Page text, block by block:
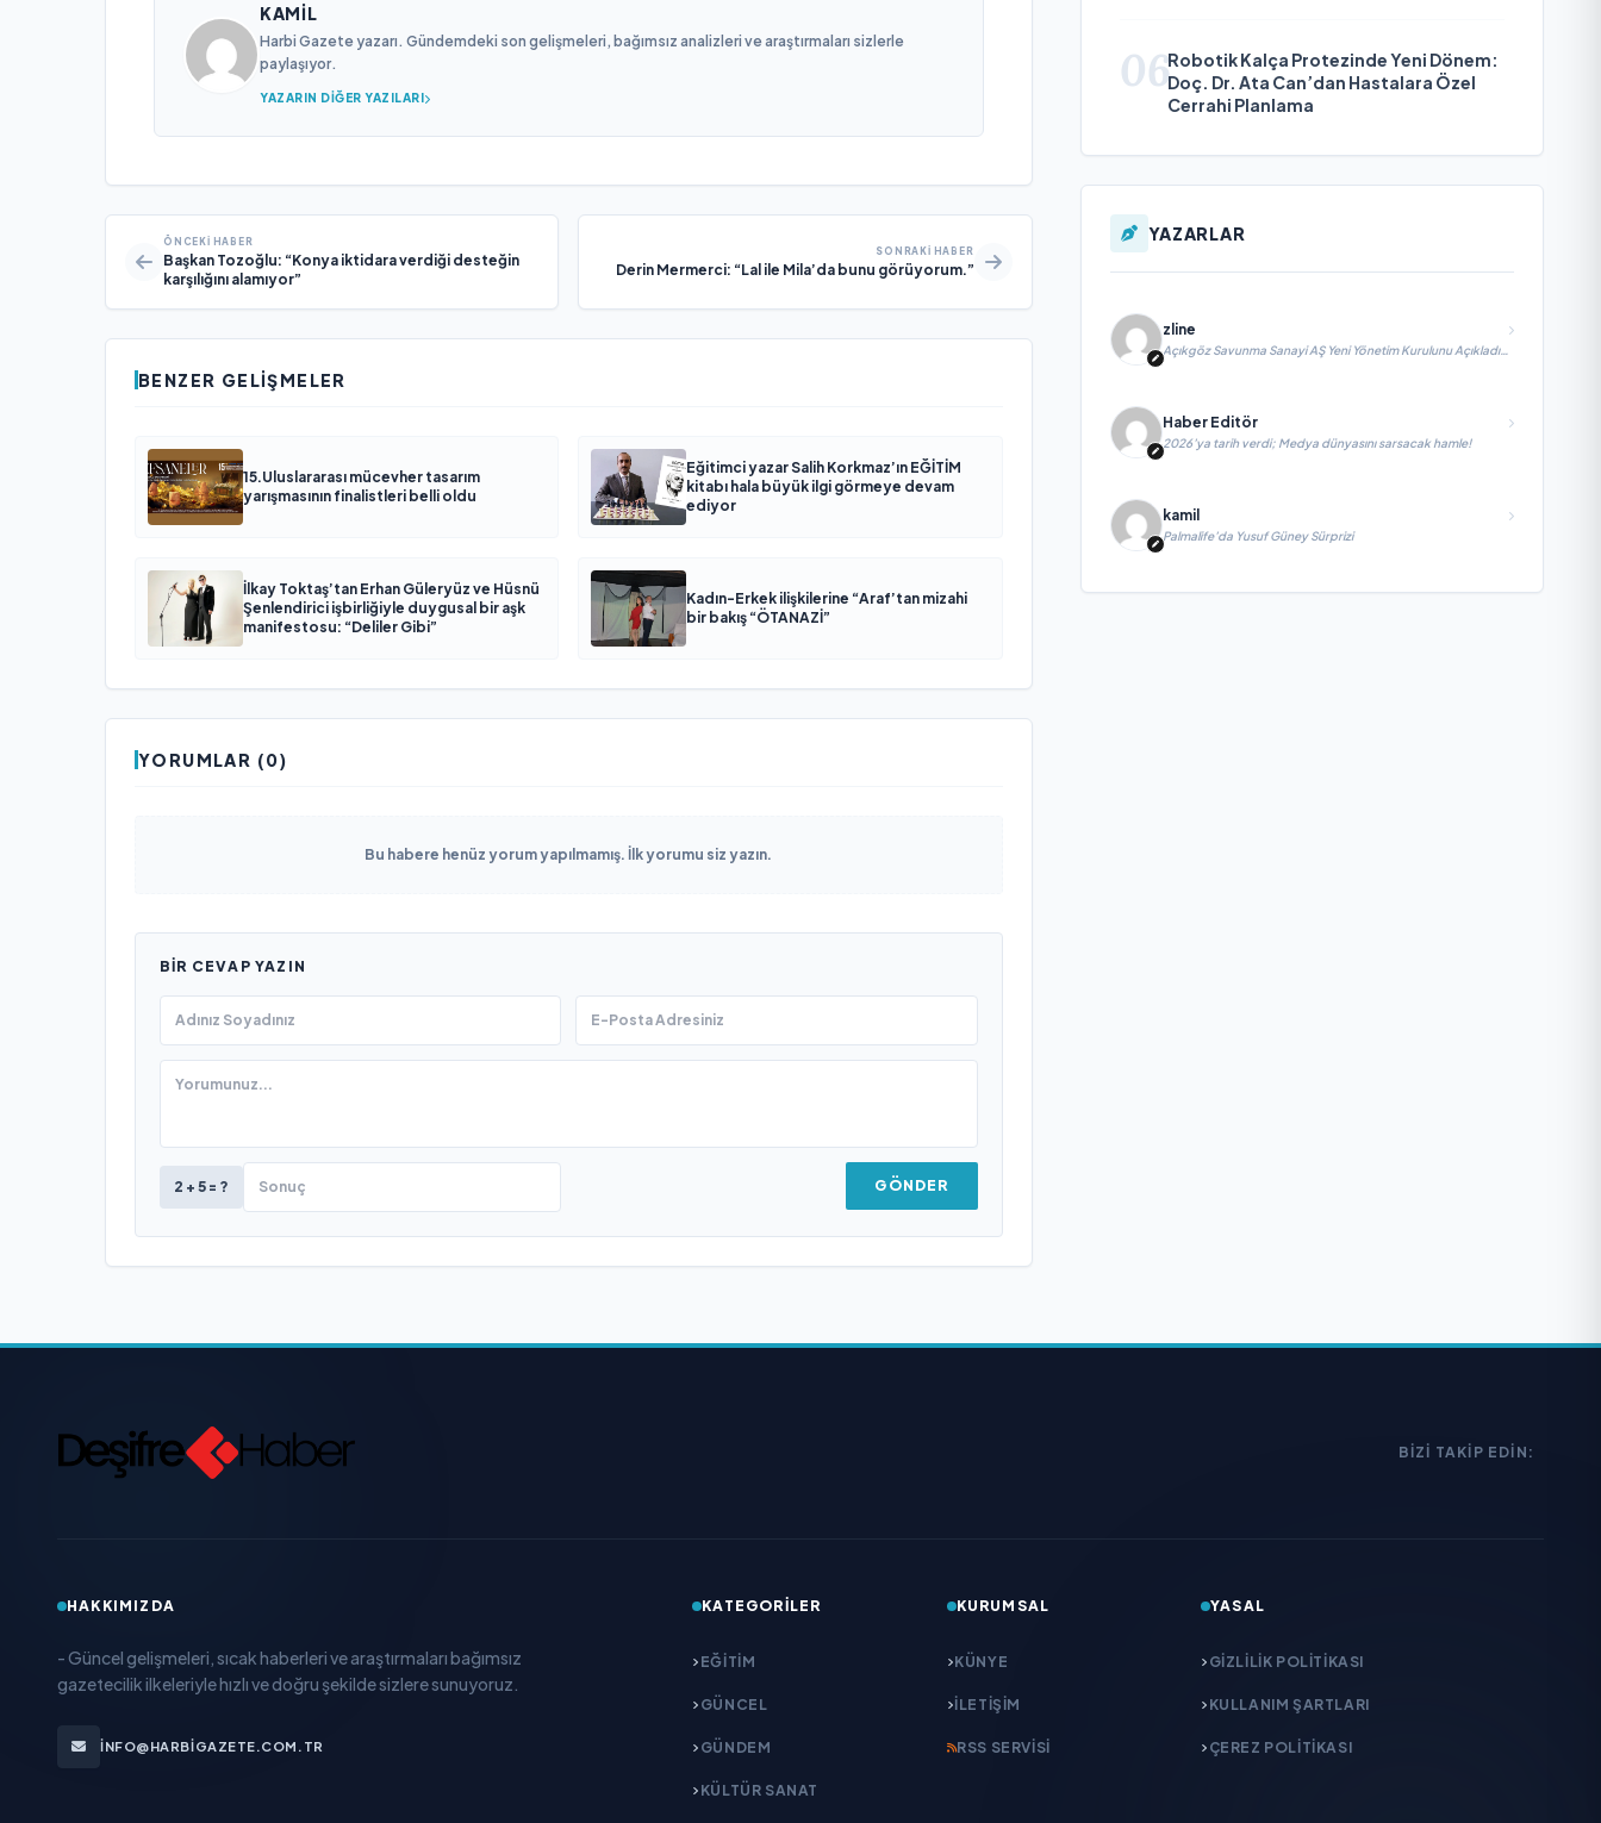
KAMIL
Harbi Gazete yazarı. Gündemdeki son gelişmeleri, bağımsız analizleri ve araştırmaları sizlerle
paylaşıyor.
YAZARIN DIĞER YAZILARI
ÖNCEKI HABER
Başkan Tozoğlu: “Konya iktidara verdiği desteğin
karşılığını alamıyor”
SONRAKI HABER
Derin Mermerci: “Lal ile Mila’da bunu görüyorum.”
BENZER GELIŞMELER
15.Uluslararası mücevher tasarım
yarışmasının finalistleri belli oldu
Eğitimci yazar Salih Korkmaz’ın EĞİTİM
kitabı hala büyük ilgi görmeye devam
ediyor
İlkay Toktaş’tan Erhan Güleryüz ve Hüsnü
Şenlendirici işbirliğiyle duygusal bir aşk
manifestosu: “Deliler Gibi”
Kadın-Erkek ilişkilerine “Araf’tan mizahi
bir bakış “ÖTANAZİ”
YORUMLAR (0)
Bu habere henüz yorum yapılmamış. İlk yorumu siz yazın.
BIR CEVAP YAZIN
2 + 5 = ? GÖNDER
06Robotik Kalça Protezinde Yeni Dönem:
Doç. Dr. Ata Can’dan Hastalara Özel
Cerrahi Planlama
YAZARLAR
zline
Açıkgöz Savunma Sanayi AŞ Yeni Yönetim Kurulunu Açıkladı
ve Savunma Sanayinde Küresel Vizyon Vurgusu
Haber Editör
2026’ya tarih verdi; Medya dünyasını sarsacak hamle!
kamil
Palmalife’da Yusuf Güney Sürprizi
BIZI TAKIP EDIN:
HAKKIMIZDA
- Güncel gelişmeleri, sıcak haberleri ve araştırmaları bağımsız
gazetecilik ilkeleriyle hızlı ve doğru şekilde sizlere sunuyoruz.
INFO@HARBIGAZETE.COM.TR
KATEGORILER
EĞITIM
GÜNCEL
GÜNDEM
KÜLTÜR SANAT
KURUMSAL
KÜNYE
İLETIŞIM
RSS SERVISI
YASAL
GIZLILIK POLITIKASI
KULLANIM ŞARTLARI
ÇEREZ POLITIKASI